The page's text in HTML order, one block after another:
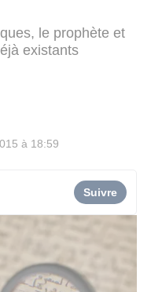
le prophète et
existants
à 18:59
Suivre